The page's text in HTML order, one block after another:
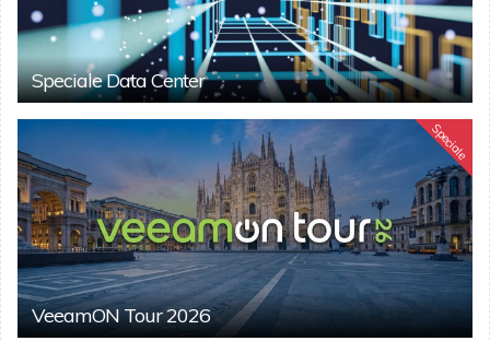
Speciale Data Center
Speciale
VeeamON Tour 2026